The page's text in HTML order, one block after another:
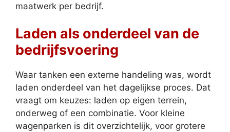
maatwerk per bedrijf.
Laden als onderdeel van de
bedrijfsvoering
Waar tanken een externe handeling was, wordt
laden onderdeel van het dagelijkse proces. Dat
vraagt om keuzes: laden op eigen terrein,
onderweg of een combinatie. Voor kleine
wagenparken is dit overzichtelijk, voor grotere